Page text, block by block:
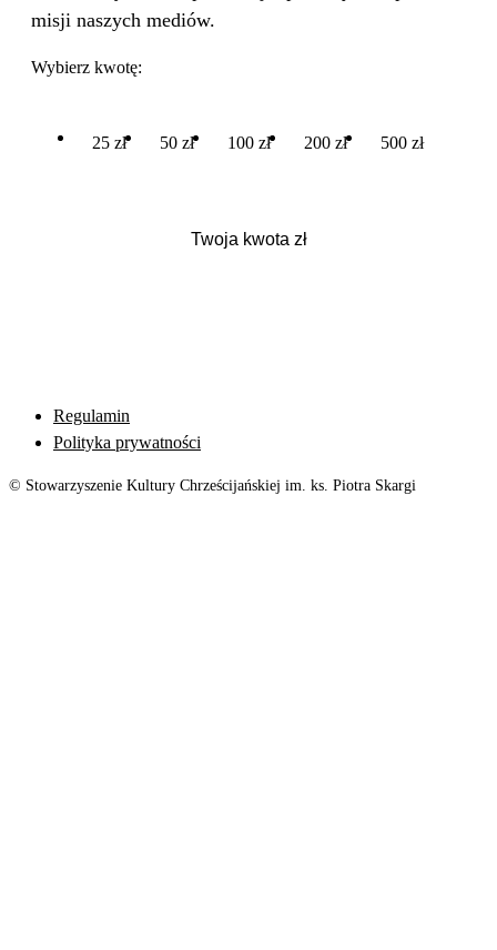
misji naszych mediów.
Wybierz kwotę:
25 zł 50 zł 100 zł 200 zł 500 zł
Regulamin
Polityka prywatności
© Stowarzyszenie Kultury Chrześcijańskiej im. ks. Piotra Skargi